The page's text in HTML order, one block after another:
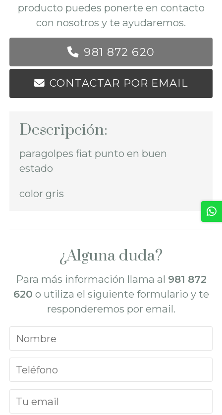
producto puedes ponerte en contacto
con nosotros y te ayudaremos.
981 872 620
CONTACTAR POR EMAIL
Descripción:
paragolpes fiat punto en buen
estado
color gris
¿Alguna duda?
Para más información llama al 981 872
620 o utiliza el siguiente formulario y te
responderemos por email.